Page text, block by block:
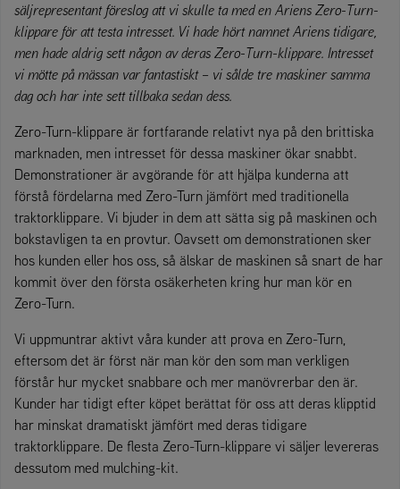
säljrepresentant föreslog att vi skulle ta med en Ariens Zero-Turn-
klippare för att testa intresset. Vi hade hört namnet Ariens tidigare,
men hade aldrig sett någon av deras Zero-Turn-klippare. Intresset
vi mötte på mässan var fantastiskt – vi sålde tre maskiner samma
dag och har inte sett tillbaka sedan dess.
Zero-Turn-klippare är fortfarande relativt nya på den brittiska
marknaden, men intresset för dessa maskiner ökar snabbt.
Demonstrationer är avgörande för att hjälpa kunderna att
förstå fördelarna med Zero-Turn jämfört med traditionella
traktorklippare. Vi bjuder in dem att sätta sig på maskinen och
bokstavligen ta en provtur. Oavsett om demonstrationen sker
hos kunden eller hos oss, så älskar de maskinen så snart de har
kommit över den första osäkerheten kring hur man kör en
Zero-Turn.
Vi uppmuntrar aktivt våra kunder att prova en Zero-Turn,
eftersom det är först när man kör den som man verkligen
förstår hur mycket snabbare och mer manövrerbar den är.
Kunder har tidigt efter köpet berättat för oss att deras klipptid
har minskat dramatiskt jämfört med deras tidigare
traktorklippare. De flesta Zero-Turn-klippare vi säljer levereras
dessutom med mulching-kit.